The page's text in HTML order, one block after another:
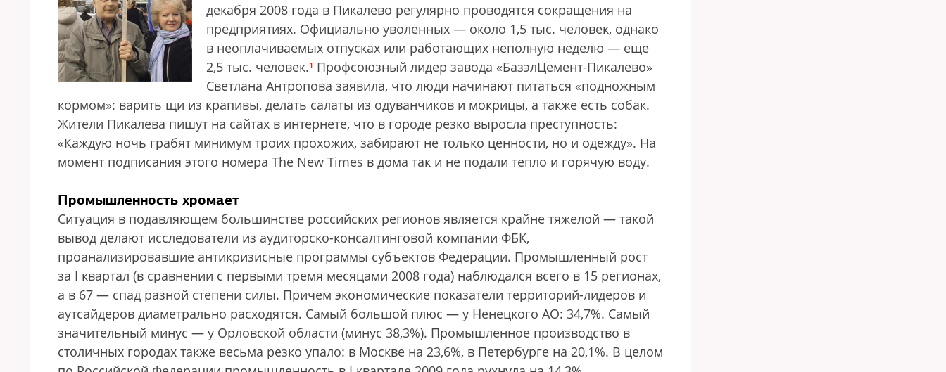
декабря 2008 года в Пикалево регулярно проводятся сокращения на
предприятиях. Официально уволенных — около 1,5 тыс. человек, однако
в неоплачиваемых отпусках или работающих неполную неделю — еще
2,5 тыс. человек.¹ Профсоюзный лидер завода «БазэлЦемент-Пикалево»
Светлана Антропова заявила, что люди начинают питаться «подножным
кормом»: варить щи из крапивы, делать салаты из одуванчиков и мок­рицы, а также есть собак.
Жители Пикалева пишут на сайтах в интернете, что в городе резко выросла преступность:
«Каждую ночь грабят минимум троих прохожих, забирают не только ценности, но и одежду». На
момент подписания этого номера The New Times в дома так и не подали тепло и горячую воду.
Промышленность хромает
Ситуация в подавляющем большинстве российских регионов является крайне тяжелой — такой
вывод делают исследователи из аудиторско-консалтинговой компании ФБК,
проанализировавшие антикризисные программы субъектов Федерации. Промышленный рост
за I квартал (в сравнении с первыми тремя месяцами 2008 года) наблюдался всего в 15 регионах,
а в 67 — спад разной степени силы. Причем экономические показатели территорий-лидеров и
аутсайдеров диаметрально расходятся. Самый большой плюс — у Ненецкого АО: 34,7%. Самый
значительный минус — у Орловской области (минус 38,3%). Промышленное производство в
столичных городах также весьма резко упало: в Москве на 23,6%, в Петербурге на 20,1%. В целом